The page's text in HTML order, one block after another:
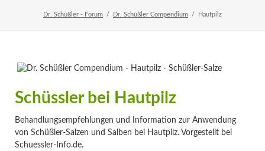
Home Veranstaltungen
Newsletter
Dr. Schüßler - Forum Dr. Schüßler Compendium Hautpilz
Schüssler bei Hautpilz
Behandlungsempfehlungen und Information zur Anwendung
von Schüßler-Salzen und Salben bei Hautpilz. Vorgestellt bei
Schuessler-Info.de.